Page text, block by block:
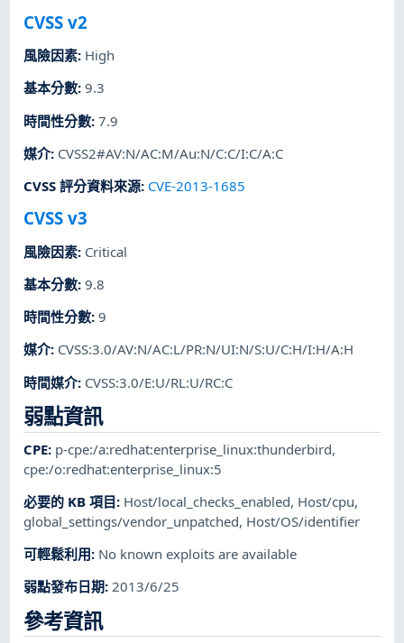
CVSS v2
風險因素: High
基本分數:9.3
時間性分數:7.9
媒介: CVSS2#AV:N/AC:M/Au:N/C:C/I:C/A:C
CVSS 評分資料來源: CVE-2013-1685
CVSS v3
風險因素: Critical
基本分數:9.8
時間性分數:9
媒介: CVSS:3.0/AV:N/AC:L/PR:N/UI:N/S:U/C:H/I:H/A:H
時間媒介: CVSS:3.0/E:U/RL:U/RC:C
弱點資訊
CPE: p-cpe:/a:redhat:enterprise_linux:thunderbird,
cpe:/o:redhat:enterprise_linux:5
必要的 KB 項目: Host/local_checks_enabled, Host/cpu,
global_settings/vendor_unpatched, Host/OS/identifier
可輕鬆利用: No known exploits are available
弱點發布日期:2013/6/25
參考資訊